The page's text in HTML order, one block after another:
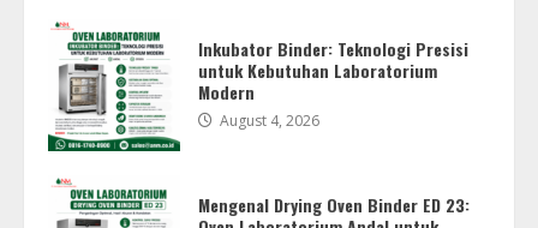
4 July 21, 2026
5
Inkubator Binder: Teknologi Presisi
untuk Kebutuhan Laboratorium
Modern
August 4, 2026
Mengenal Drying Oven Binder ED 23: